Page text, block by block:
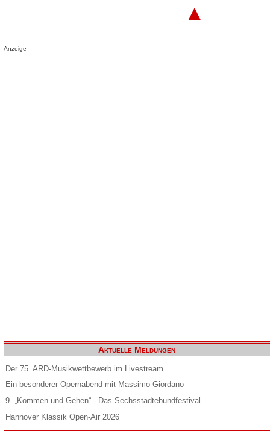
▲
Anzeige
Aktuelle Meldungen
Der 75. ARD-Musikwettbewerb im Livestream
Ein besonderer Opernabend mit Massimo Giordano
9. „Kommen und Gehen“ - Das Sechsstädtebundfestival
Hannover Klassik Open-Air 2026